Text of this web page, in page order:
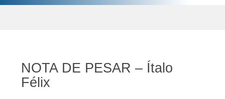
NOTA DE PESAR – Ítalo
Félix